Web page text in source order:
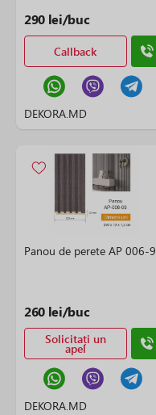
290 lei/buc
Callback
DEKORA.MD
Panou de perete AP 006-9
260 lei/buc
Solicitați un
apel
DEKORA.MD